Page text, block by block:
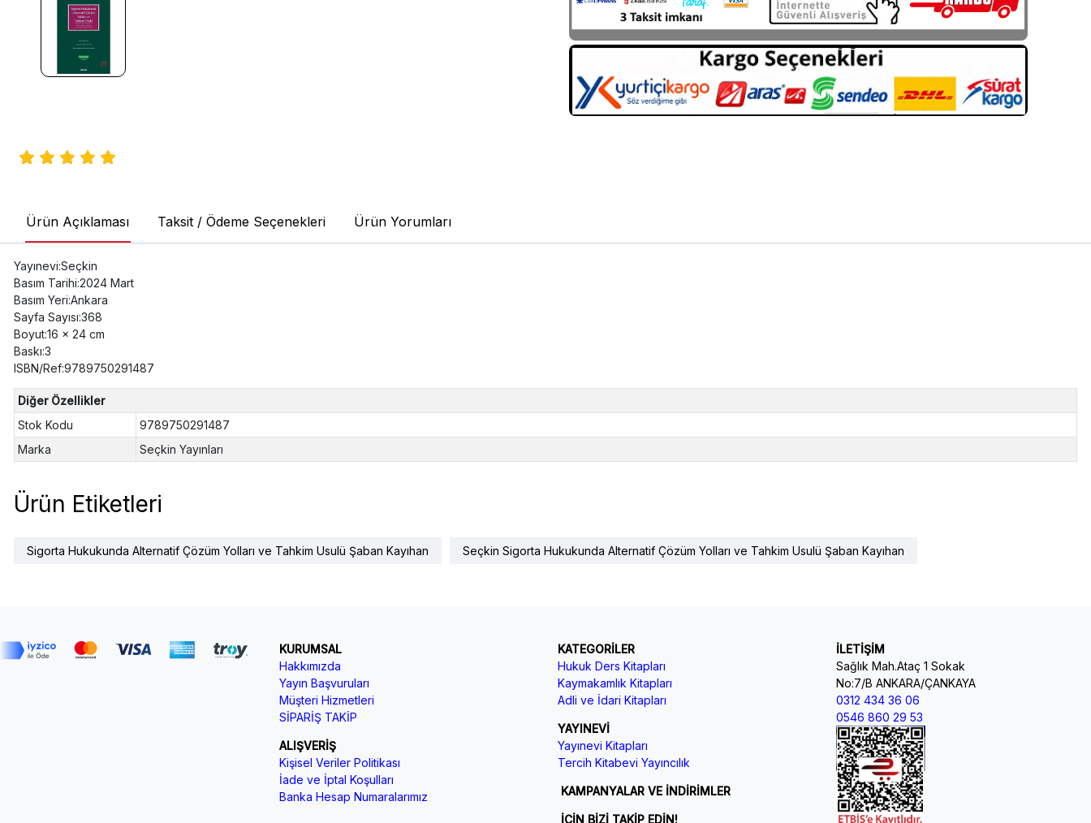
Ürün Açıklaması Taksit / Ödeme Seçenekleri Ürün Yorumları
Yayınevi:Seçkin
Basım Tarihi:2024 Mart
Basım Yeri:Ankara
Sayfa Sayısı:368
Boyut:16 x 24 cm
Baskı:3
ISBN/Ref:9789750291487
Diğer Özellikler
Stok Kodu
9789750291487
Marka
Seçkin Yayınları
Ürün Etiketleri
Sigorta Hukukunda Alternatif Çözüm Yolları ve Tahkim Usulü Şaban Kayıhan Seçkin Sigorta Hukukunda Alternatif Çözüm Yolları ve Tahkim Usulü Şaban Kayıhan
KURUMSAL
Hakkımızda
Yayın Başvuruları
Müşteri Hizmetleri
SİPARİŞ TAKİP
ALIŞVERİŞ
Kişisel Veriler Politikası
İade ve İptal Koşulları
Banka Hesap Numaralarımız
KATEGORİLER
Hukuk Ders Kitapları
Kaymakamlık Kitapları
Adli ve İdari Kitapları
YAYINEVİ
Yayınevi Kitapları
Tercih Kitabevi Yayıncılık
KAMPANYALAR VE İNDİRİMLER
İÇİN BİZİ TAKİP EDİN!
İLETİŞİM
Sağlık Mah.Ataç 1 Sokak
No:7/B ANKARA/ÇANKAYA
0312 434 36 06
0546 860 29 53